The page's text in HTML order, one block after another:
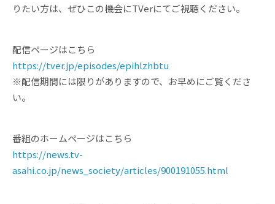
りたい方は、ぜひこの機会にTVerにてご視聴ください。
配信ページはこちら
https://tver.jp/episodes/epihlzhbtu
※配信期間には限りがありますので、お早めにご覧くださ
い。
番組のホームページはこちら
https://news.tv-
asahi.co.jp/news_society/articles/900191055.html